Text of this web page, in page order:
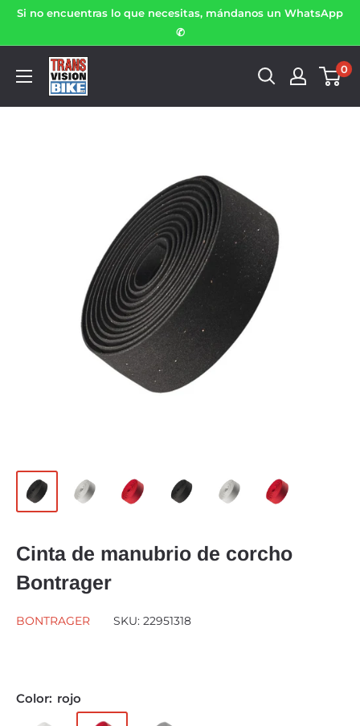
Si no encuentras lo que necesitas, mándanos un WhatsApp
✆
0
Cinta de manubrio de corcho
Bontrager
BONTRAGER SKU: 22951318
Color: rojo